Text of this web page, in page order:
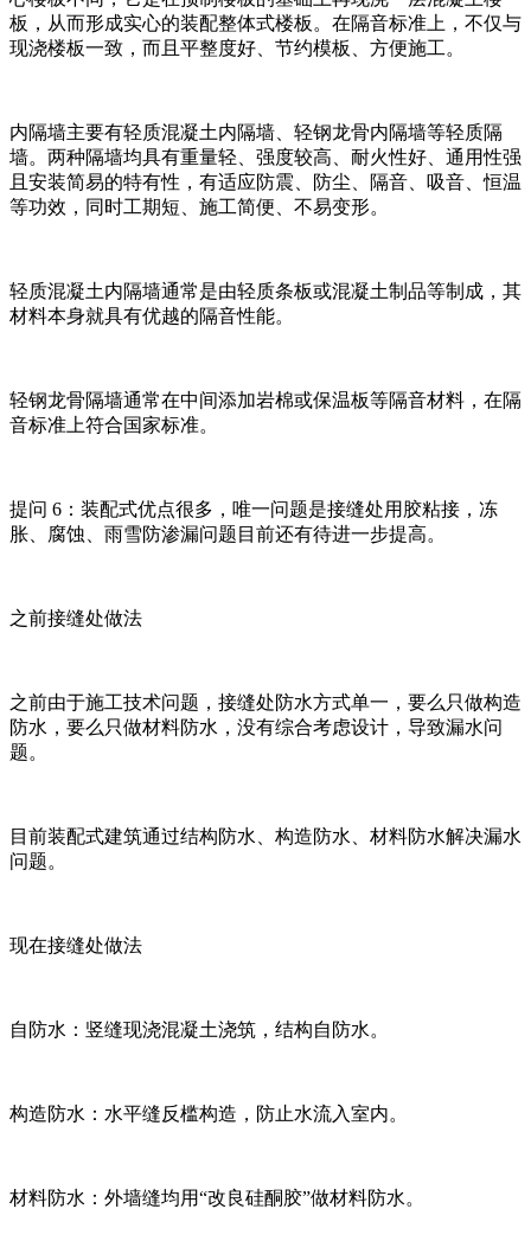
板，从而形成实心的装配整体式楼板。在隔音标准上，不仅与
现浇楼板一致，而且平整度好、节约模板、方便施工。
内隔墙主要有轻质混凝土内隔墙、轻钢龙骨内隔墙等轻质隔
墙。两种隔墙均具有重量轻、强度较高、耐火性好、通用性强
且安装简易的特有性，有适应防震、防尘、隔音、吸音、恒温
等功效，同时工期短、施工简便、不易变形。
轻质混凝土内隔墙通常是由轻质条板或混凝土制品等制成，其
材料本身就具有优越的隔音性能。
轻钢龙骨隔墙通常在中间添加岩棉或保温板等隔音材料，在隔
音标准上符合国家标准。
提问 6：装配式优点很多，唯一问题是接缝处用胶粘接，冻
胀、腐蚀、雨雪防渗漏问题目前还有待进一步提高。
之前接缝处做法
之前由于施工技术问题，接缝处防水方式单一，要么只做构造
防水，要么只做材料防水，没有综合考虑设计，导致漏水问
题。
目前装配式建筑通过结构防水、构造防水、材料防水解决漏水
问题。
现在接缝处做法
自防水：竖缝现浇混凝土浇筑，结构自防水。
构造防水：水平缝反槛构造，防止水流入室内。
材料防水：外墙缝均用“改良硅酮胶”做材料防水。